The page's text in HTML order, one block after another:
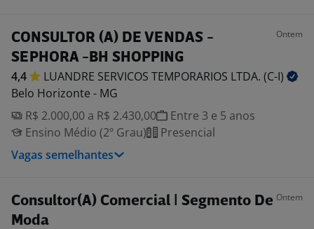
CONSULTOR (A) DE VENDAS -
SEPHORA -BH SHOPPING
Ontem
4,4 LUANDRE SERVICOS TEMPORARIOS LTDA. (C-I)
Belo Horizonte - MG
R$ 2.000,00 a R$ 2.430,00
Entre 3 e 5 anos
Ensino Médio (2º Grau)
Presencial
Vagas semelhantes
Consultor(A) Comercial | Segmento De
Moda
Ontem